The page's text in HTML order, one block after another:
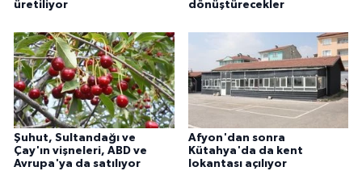
üretiliyor
dönüştürecekler
Şuhut, Sultandağı ve
Çay'ın vişneleri, ABD ve
Avrupa'ya da satılıyor
Afyon'dan sonra
Kütahya'da da kent
lokantası açılıyor